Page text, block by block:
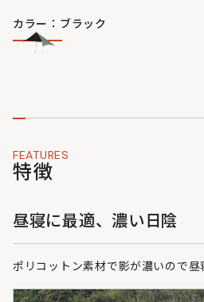
カラー：ブラック
FEATURES
特徴
昼寝に最適、濃い日陰
ポリコットン素材で影が濃いので昼